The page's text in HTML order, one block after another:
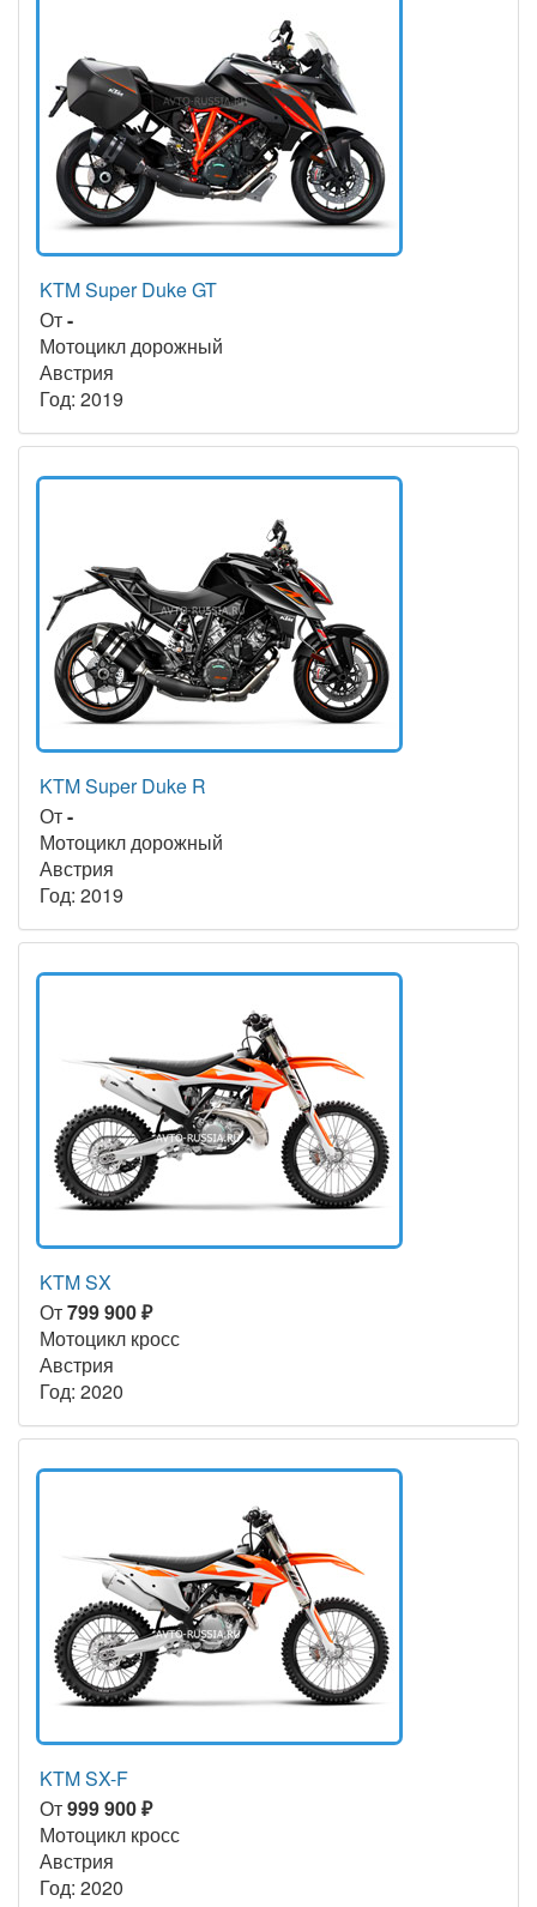
KTM Super Duke GT
От-
Мотоцикл дорожный
Австрия
Год: 2019
KTM Super Duke R
От-
Мотоцикл дорожный
Австрия
Год: 2019
KTM SX
От799 900 ₽
Мотоцикл кросс
Австрия
Год: 2020
KTM SX-F
От999 900 ₽
Мотоцикл кросс
Австрия
Год: 2020